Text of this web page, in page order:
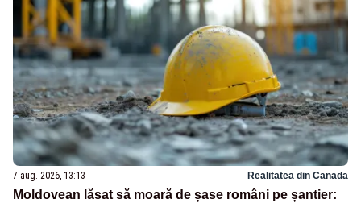
7 aug. 2026, 13:13 Realitatea din Canada
Moldovean lăsat să moară de șase români pe șantier: